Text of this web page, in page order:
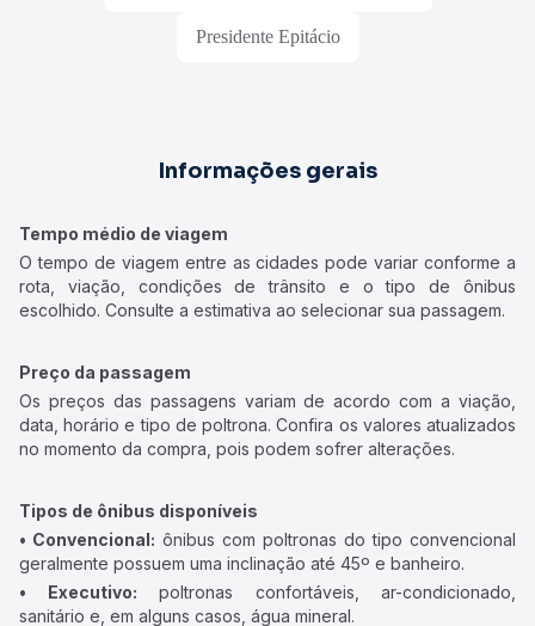
Presidente Epitácio
Informações gerais
Tempo médio de viagem
O tempo de viagem entre as cidades pode variar conforme a
rota, viação, condições de trânsito e o tipo de ônibus
escolhido. Consulte a estimativa ao selecionar sua passagem.
Preço da passagem
Os preços das passagens variam de acordo com a viação,
data, horário e tipo de poltrona. Confira os valores atualizados
no momento da compra, pois podem sofrer alterações.
Tipos de ônibus disponíveis
• Convencional: ônibus com poltronas do tipo convencional
geralmente possuem uma inclinação até 45º e banheiro.
• Executivo: poltronas confortáveis, ar-condicionado,
sanitário e, em alguns casos, água mineral.